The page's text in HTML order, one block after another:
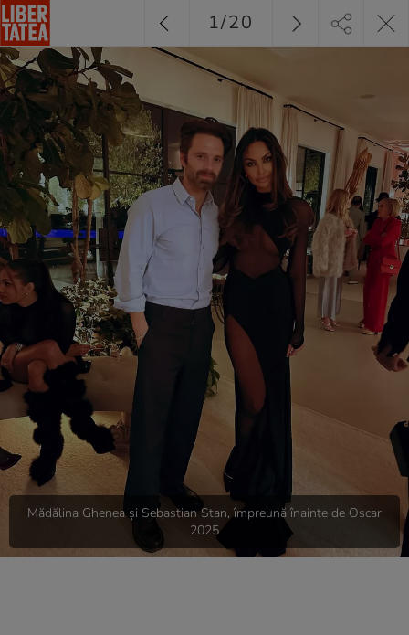
Mădălina Ghenea și Sebastian Stan, împreună înainte de Oscar
2025
1/20